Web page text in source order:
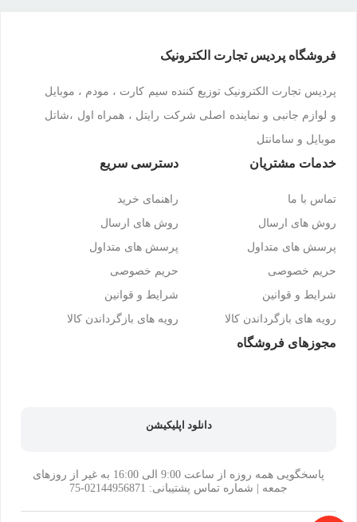
فروشگاه پردیس تجارت الکترونیک
پردیس تجارت الکترونیک توزیع کننده سیم کارت ، مودم ، موبایل
و لوازم جانبی و نماینده اصلی شرکت رایتل ، همراه اول ،شاتل
موبایل و سامانتل
خدمات مشتریان
تماس با ما
روش های ارسال
پرسش های متداول
حریم خصوصی
شرایط و قوانین
رویه های بازگرداندن کالا
دسترسی سریع
راهنمای خرید
روش های ارسال
پرسش های متداول
حریم خصوصی
شرایط و قوانین
رویه های بازگرداندن کالا
مجوزهای فروشگاه
دانلود اپلیکیشن
پاسخگویی همه روزه از ساعت 9:00 الی 16:00 به غیر از روزهای
جمعه | شماره تماس پشتیبانی: 02144956871-75